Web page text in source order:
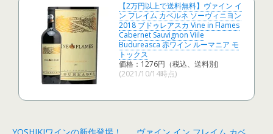
【2万円以上で送料無料】ヴァイン イ
ン フレイム カベルネ ソーヴィニヨン
2018 ブドゥレアスカ Vine in Flames
Cabernet Sauvignon Viile
Budureasca 赤ワイン ルーマニア モ
トックス
価格：1276円（税込、送料別)
(2021/10/14時点)